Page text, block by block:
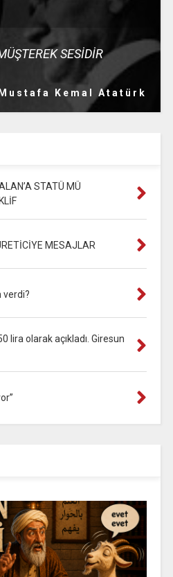
SESİDİR
Kemal Atatürk
STATÜ MÜ
MESAJLAR
verdi?
lira olarak açıkladı. Giresun